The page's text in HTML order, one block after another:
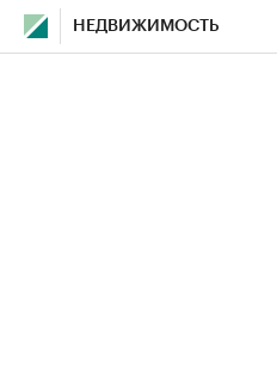
НЕДВИЖИМОСТЬ